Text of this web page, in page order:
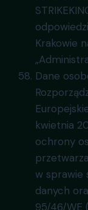
Krakowie
Dane
kwietnia
ochrony
w sprawie
danych
95/46/WE